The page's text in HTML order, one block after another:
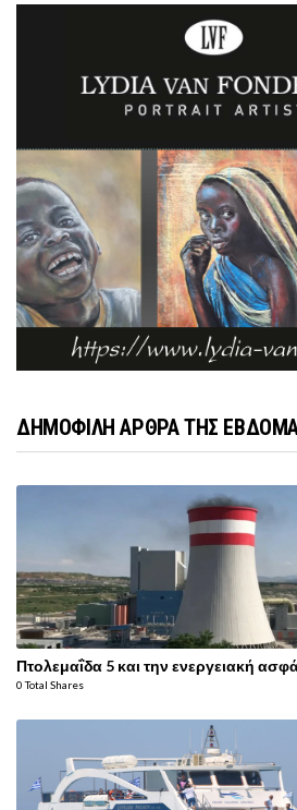
ΔΗΜΟΦΙΛΗ ΑΡΘΡΑ ΤΗΣ
Πτολεμαΐδα 5 και την ενεργειακή
0 Total Shares